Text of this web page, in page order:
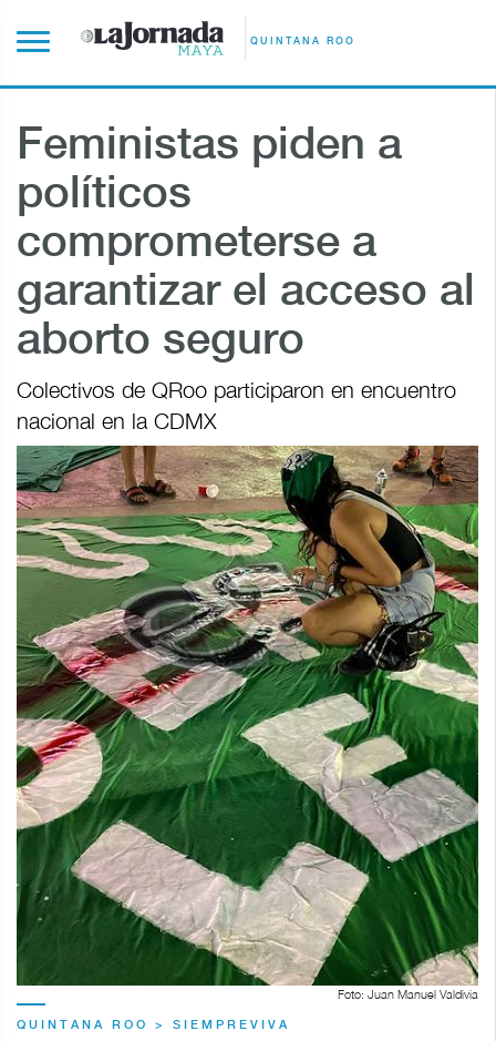
QUINTANA ROO
Feministas piden a
políticos
comprometerse a
garantizar el acceso al
aborto seguro
Colectivos de QRoo participaron en encuentro
nacional en la CDMX
Foto: Juan Manuel Valdivia
QUINTANA ROO > SIEMPREVIVA